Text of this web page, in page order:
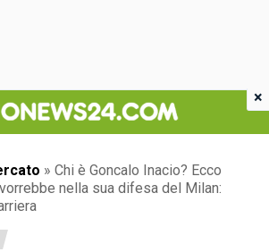
» Chi è Goncalo Inacio? Ecco
nella sua difesa del Milan:
×